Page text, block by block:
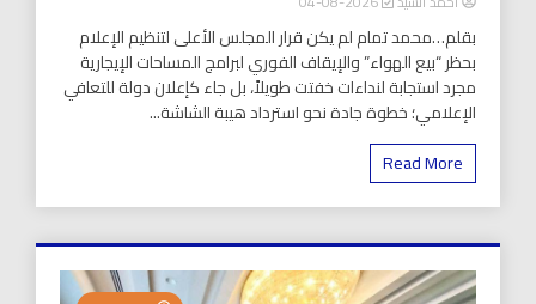
بقلم…محمد تمام لم يكن قرار المجلس الأعلى لتنظيم الإعلام
بحظر “بيع الهواء” والإيقاف الفوري لبرامج المساحات الإيجارية
مجرد استجابة لنداءات خفتت طويلاً، بل جاء كإعلان دولة للتعافي
الإعلامي؛ خطوة جادة نحو استرداد هيبة الشاشة...
Read More